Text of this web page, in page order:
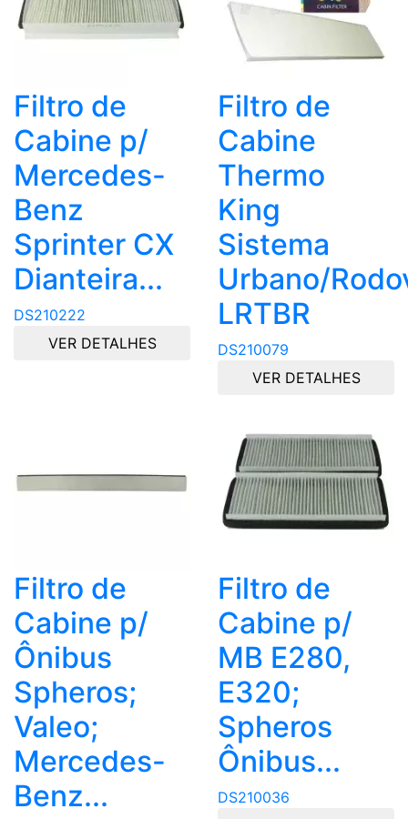
Filtro de
Cabine p/
Mercedes-
Benz
Sprinter CX
Dianteira...
DS210222
VER DETALHES
Filtro de
Cabine
Thermo
King
Sistema
Urbano/
LRTBR
DS210079
VER DETALHES
Filtro de
Cabine p/
Ônibus
Spheros;
Valeo;
Mercedes-
Benz...
Filtro de
Cabine p/
MB E280,
E320;
Spheros
Ônibus...
DS210036